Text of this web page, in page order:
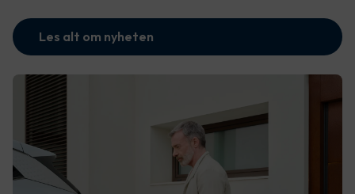
Les alt om nyheten